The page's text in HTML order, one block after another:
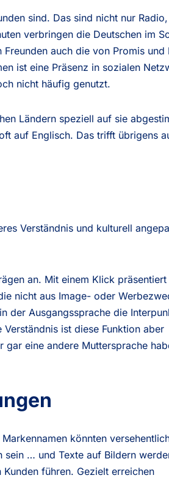
sind. Das sind nicht nur Radio,
verbringen die Deutschen im
auch die von Promis und
ist eine Präsenz in sozialen
nicht häufig genutzt.
Ländern speziell auf sie
auf Englisch. Das trifft übrigens
Verständnis und kulturell
an. Mit einem Klick
nicht aus Image- oder
der Ausgangssprache die
Verständnis ist diese Funktion aber
eine andere Muttersprache
könnten
sein … und Texte auf Bildern
führen. Gezielt erreichen